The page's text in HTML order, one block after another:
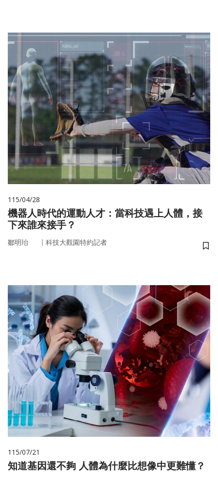
115/04/28
機器人時代的運動人才：當科技遇上人體，接
下來誰來接手？
鄒明珆 ｜ 科技大觀園特約記者
儲
115/07/21
知道基因還不夠 人體為什麼比想像中更難懂？